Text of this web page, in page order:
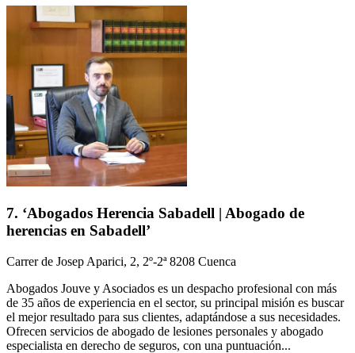
7. ‘Abogados Herencia Sabadell | Abogado de
herencias en Sabadell’
Carrer de Josep Aparici, 2, 2º-2ª 8208 Cuenca
Abogados Jouve y Asociados es un despacho profesional con más
de 35 años de experiencia en el sector, su principal misión es buscar
el mejor resultado para sus clientes, adaptándose a sus necesidades.
Ofrecen servicios de abogado de lesiones personales y abogado
especialista en derecho de seguros, con una puntuación...